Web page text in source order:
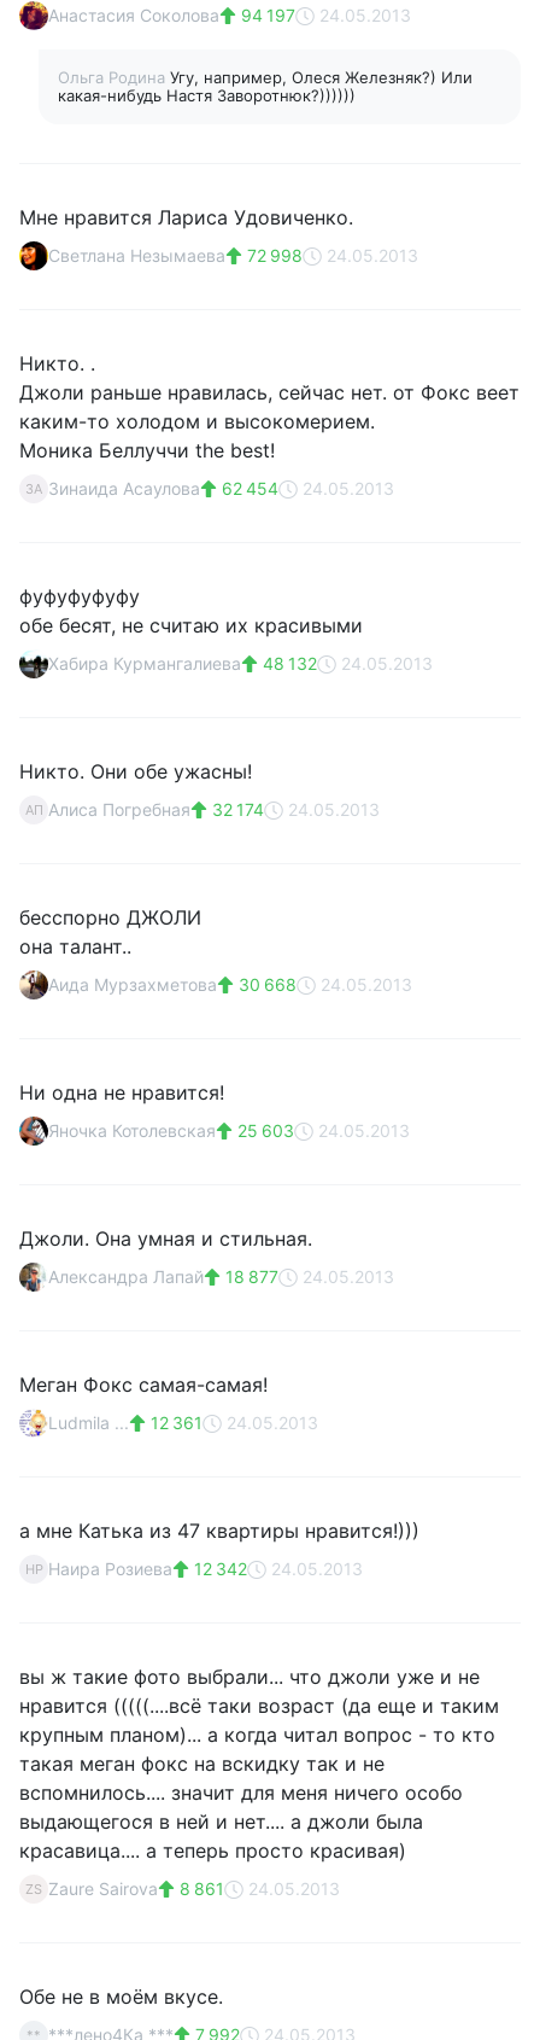
Анастасия Соколова 94 197 24.05.2013
Ольга Родина Угу, например, Олеся Железняк?) Или
какая-нибудь Настя Заворотнюк?))))))
Мне нравится Лариса Удовиченко.
Светлана Незымаева 72 998 24.05.2013
Никто. .
Джоли раньше нравилась, сейчас нет. от Фокс веет
каким-то холодом и высокомерием.
Моника Беллуччи the best!
ЗА Зинаида Асаулова 62 454 24.05.2013
фуфуфуфуфу
обе бесят, не считаю их красивыми
Хабира Курмангалиева 48 132 24.05.2013
Никто. Они обе ужасны!
АП Алиса Погребная 32 174 24.05.2013
бесспорно ДЖОЛИ
она талант..
Аида Мурзахметова 30 668 24.05.2013
Ни одна не нравится!
Яночка Котолевская 25 603 24.05.2013
Джоли. Она умная и стильная.
Александра Лапай 18 877 24.05.2013
Меган Фокс самая-самая!
Ludmila ... 12 361 24.05.2013
а мне Катька из 47 квартиры нравится!)))
НР Наира Розиева 12 342 24.05.2013
вы ж такие фото выбрали... что джоли уже и не
нравится (((((....всё таки возраст (да еще и таким
крупным планом)... а когда читал вопрос - то кто
такая меган фокс на вскидку так и не
вспомнилось.... значит для меня ничего особо
выдающегося в ней и нет.... а джоли была
красавица.... а теперь просто красивая)
ZS Zaure Sairova 8 861 24.05.2013
Обе не в моём вкусе.
** ***лено4Ка *** 7 992 24.05.2013